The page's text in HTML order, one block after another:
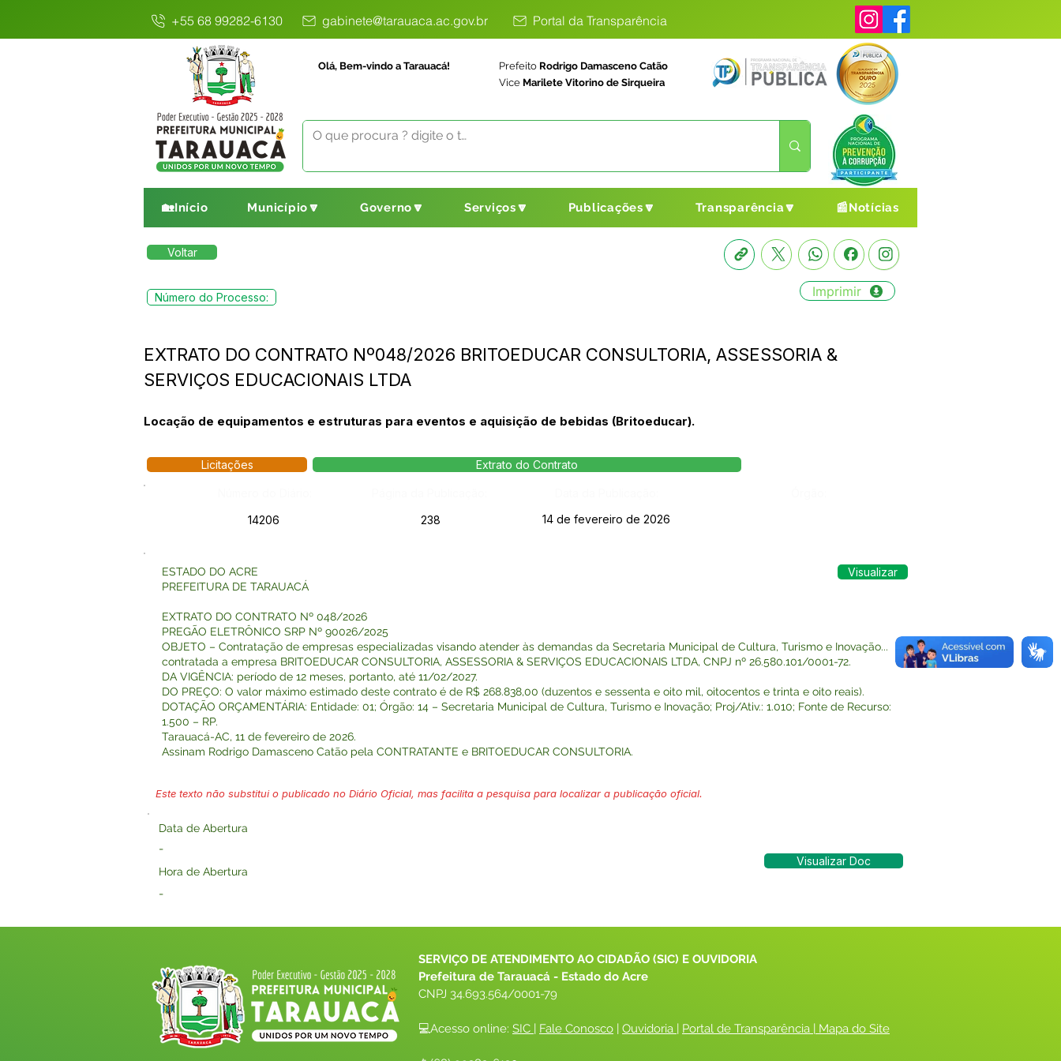
+55 68 99282-6130 gabinete@tarauaca.ac.gov.br Portal da Transparência
Olá, Bem-vindo a Tarauacá! Prefeito Rodrigo Damasceno Catão
Vice Marilete Vitorino de Sirqueira
🏡Início Município🔽 Governo🔽 Serviços🔽 Publicações🔽 Transparência🔽 📰Notícias
Voltar
Número do Processo: Imprimir
EXTRATO DO CONTRATO Nº048/2026 BRITOEDUCAR CONSULTORIA, ASSESSORIA &
SERVIÇOS EDUCACIONAIS LTDA
Locação de equipamentos e estruturas para eventos e aquisição de bebidas (Britoeducar).
Licitações Extrato do Contrato
14206
238 14 de fevereiro de 2026
ESTADO DO ACRE
PREFEITURA DE TARAUACÁ
EXTRATO DO CONTRATO Nº 048/2026
PREGÃO ELETRÔNICO SRP Nº 90026/2025
OBJETO – Contratação de empresas especializadas visando atender às demandas da Secretaria Municipal de Cultura, Turismo e Inovação...
contratada a empresa BRITOEDUCAR CONSULTORIA, ASSESSORIA & SERVIÇOS EDUCACIONAIS LTDA, CNPJ nº 26.580.101/0001-72.
DA VIGÊNCIA: período de 12 meses, portanto, até 11/02/2027.
DO PREÇO: O valor máximo estimado deste contrato é de R$ 268.838,00 (duzentos e sessenta e oito mil, oitocentos e trinta e oito reais).
DOTAÇÃO ORÇAMENTÁRIA: Entidade: 01; Órgão: 14 – Secretaria Municipal de Cultura, Turismo e Inovação; Proj/Ativ.: 1.010; Fonte de Recurso:
1.500 – RP.
Tarauacá-AC, 11 de fevereiro de 2026.
Assinam Rodrigo Damasceno Catão pela CONTRATANTE e BRITOEDUCAR CONSULTORIA.
Visualizar
Este texto não substitui o publicado no Diário Oficial, mas facilita a pesquisa para localizar a publicação oficial.
Data de Abertura
-
Hora de Abertura
-
Visualizar Doc
SERVIÇO DE ATENDIMENTO AO CIDADÃO (SIC) E OUVIDORIA
Prefeitura de Tarauacá - Estado do Acre
CNPJ 34.693.564/0001-79
💻Acesso online: SIC | Fale Conosco | Ouvidoria | Portal de Transparência | Mapa do Site